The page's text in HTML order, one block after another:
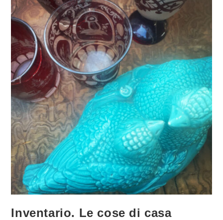
Inventario. Le cose di casa